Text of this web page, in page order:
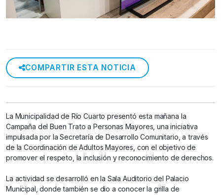
COMPARTIR ESTA NOTICIA
La Municipalidad de Río Cuarto presentó esta mañana la
Campaña del Buen Trato a Personas Mayores, una iniciativa
impulsada por la Secretaría de Desarrollo Comunitario, a través
de la Coordinación de Adultos Mayores, con el objetivo de
promover el respeto, la inclusión y reconocimiento de derechos.
La actividad se desarrolló en la Sala Auditorio del Palacio
Municipal, donde también se dio a conocer la grilla de